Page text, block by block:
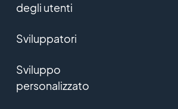
degli utenti
Sviluppatori
Sviluppo
personalizzato